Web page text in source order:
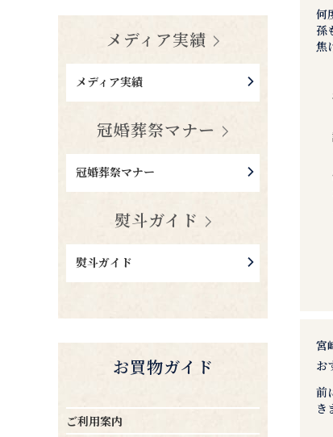
何
孫
焦
宮
お
前
き
メディア実績
メディア実績
冠婚葬祭マナー
冠婚葬祭マナー
熨斗ガイド
熨斗ガイド
お買物ガイド
ご利用案内